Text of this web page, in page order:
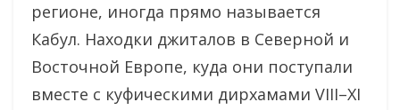
регионе, иногда прямо называется
Кабул. Находки джиталов в Северной и
Восточной Европе, куда они поступали
вместе с куфическими дирхамами VIII–XI